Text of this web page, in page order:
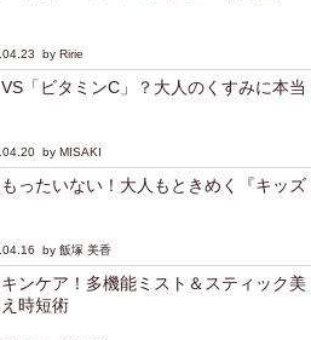
by Ririe
VS「ビタミンC」？大人のくすみに本当
by MISAKI
ったいない！大人もときめく『キッズ
by 飯塚 美香
ンケア！多機能ミスト＆スティック美
時短術